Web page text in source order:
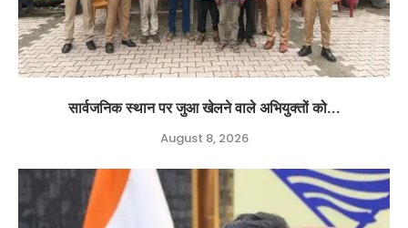
सार्वजनिक स्थान पर जुआ खेलने वाले अभियुक्तों को...
August 8, 2026